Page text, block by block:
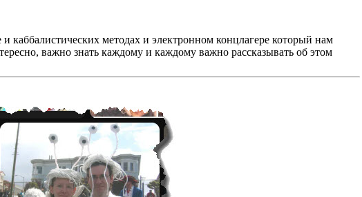
каббалистических методах и электронном концлагере который нам
важно знать каждому и каждому важно рассказывать об этом